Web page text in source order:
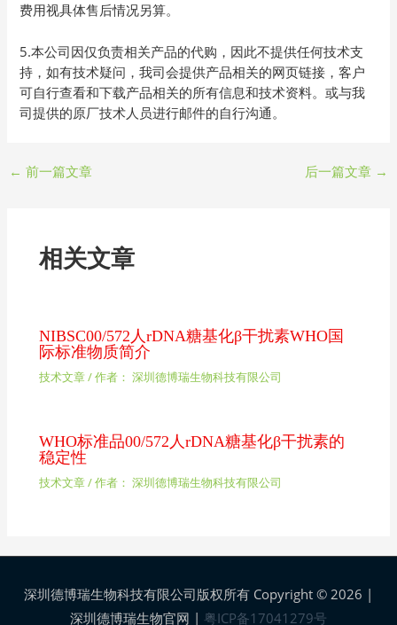
费用视具体售后情况另算。
5.本公司因仅负责相关产品的代购，因此不提供任何技术支
持，如有技术疑问，我司会提供产品相关的网页链接，客户
可自行查看和下载产品相关的所有信息和技术资料。或与我
司提供的原厂技术人员进行邮件的自行沟通。
← 前一篇文章 后一篇文章 →
相关文章
NIBSC00/572人rDNA糖基化β干扰素WHO国
际标准物质简介
技术文章/ 作者： 深圳德博瑞生物科技有限公司
WHO标准品00/572人rDNA糖基化β干扰素的
稳定性
技术文章/ 作者： 深圳德博瑞生物科技有限公司
深圳德博瑞生物科技有限公司版权所有 Copyright © 2026 |
深圳德博瑞生物官网 | 粤ICP备17041279号